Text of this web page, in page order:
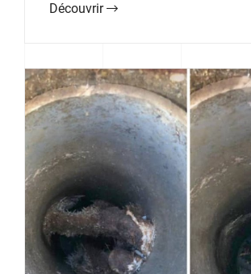
Découvrir